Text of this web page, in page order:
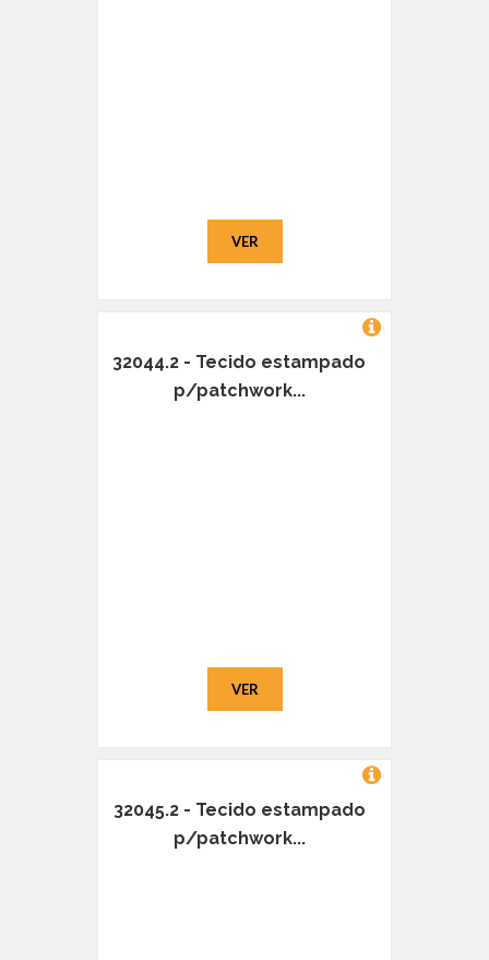
VER
32044.2 - Tecido estampado
p/patchwork...
VER
32045.2 - Tecido estampado
p/patchwork...